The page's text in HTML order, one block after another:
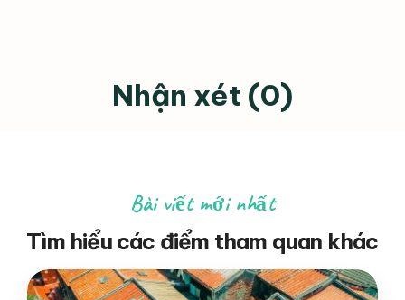
Nhận xét (0)
Bài viết mới nhất
Tìm hiểu các điểm tham quan khác